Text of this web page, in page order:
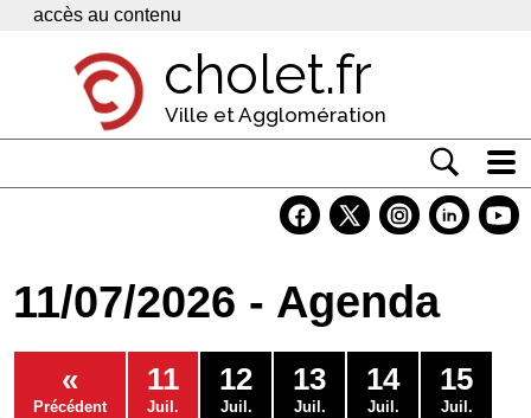
Panneau de gestion des cookies
accès au contenu
cholet.fr
Ville et Agglomération
Economie
Services
Contacts
11/07/2026 - Agenda
«
Précédent
11
Juil.
12
Juil.
13
Juil.
14
Juil.
15
Juil.